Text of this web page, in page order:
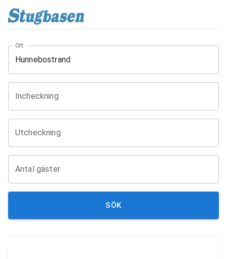
Ort
Incheckning
Utcheckning
Antal gäster
SÖK